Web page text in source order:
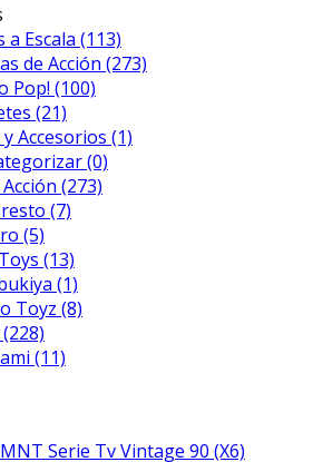
a Escala (113)
de Acción (273)
Pop! (100)
(21)
y Accesorios (1)
(0)
(273)
(7)
(5)
(13)
(1)
Toyz (8)
(228)
(11)